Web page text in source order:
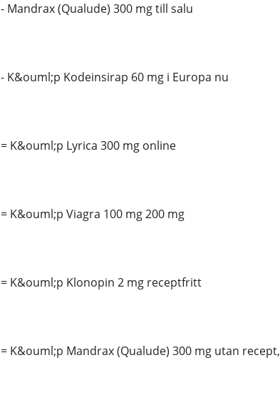
- Mandrax (Qualude) 300 mg till salu
- K&ouml;p Kodeinsirap 60 mg i Europa nu
= K&ouml;p Lyrica 300 mg online
= K&ouml;p Viagra 100 mg 200 mg
= K&ouml;p Klonopin 2 mg receptfritt
= K&ouml;p Mandrax (Qualude) 300 mg utan recept,